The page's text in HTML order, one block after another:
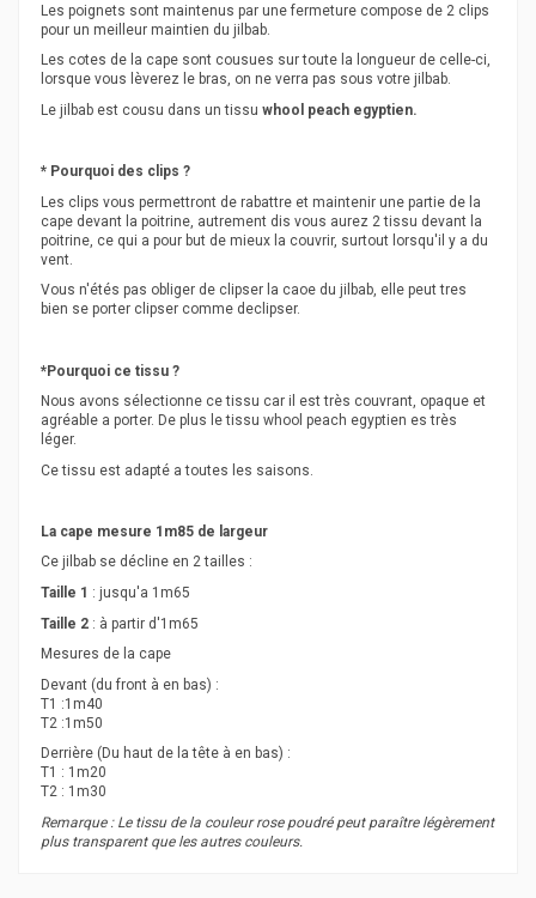
Les poignets sont maintenus par une fermeture compose de 2 clips
pour un meilleur maintien du jilbab.
Les cotes de la cape sont cousues sur toute la longueur de celle-ci,
lorsque vous lèverez le bras, on ne verra pas sous votre jilbab.
Le jilbab est cousu dans un tissu whool peach egyptien.
* Pourquoi des clips ?
Les clips vous permettront de rabattre et maintenir une partie de la
cape devant la poitrine, autrement dis vous aurez 2 tissu devant la
poitrine, ce qui a pour but de mieux la couvrir, surtout lorsqu'il y a du
vent.
Vous n'étés pas obliger de clipser la caoe du jilbab, elle peut tres
bien se porter clipser comme declipser.
*Pourquoi ce tissu ?
Nous avons sélectionne ce tissu car il est très couvrant, opaque et
agréable a porter. De plus le tissu whool peach egyptien es très
léger.
Ce tissu est adapté a toutes les saisons.
La cape mesure 1m85 de largeur
Ce jilbab se décline en 2 tailles :
Taille 1 : jusqu'a 1m65
Taille 2 : à partir d'1m65
Mesures de la cape
Devant (du front à en bas) :
T1 :1m40
T2 :1m50
Derrière (Du haut de la tête à en bas) :
T1 : 1m20
T2 : 1m30
Remarque : Le tissu de la couleur rose poudré peut paraître légèrement
plus transparent que les autres couleurs.